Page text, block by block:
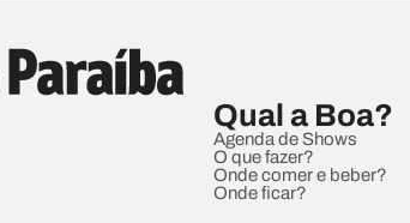
Qual a Boa?
Agenda de Shows
O que fazer?
Onde comer e beber?
Onde ficar?